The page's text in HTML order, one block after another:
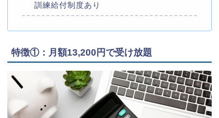
訓練給付制度あり
特徴①：月額13,200円で受け放題